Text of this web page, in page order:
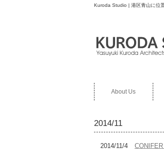
Kuroda Studio | 港区青山に位
About Us
2014/11
2014/11/4